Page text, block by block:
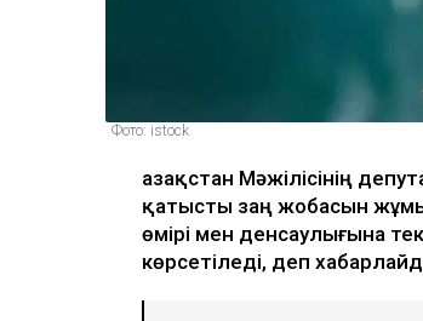
Фото: istock
Қазақстан Мәжілісінің
қатысты заң жобасын
өмірі мен денсаулығына
көрсетіледі, деп